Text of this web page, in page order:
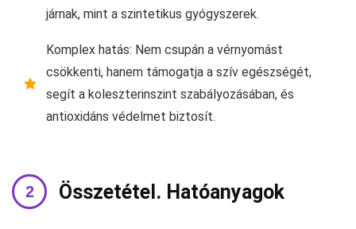
járnak, mint a szintetikus gyógyszerek.
Komplex hatás: Nem csupán a vérnyomást
csökkenti, hanem támogatja a szív egészségét,
segít a koleszterinszint szabályozásában, és
antioxidáns védelmet biztosít.
Összetétel. Hatóanyagok